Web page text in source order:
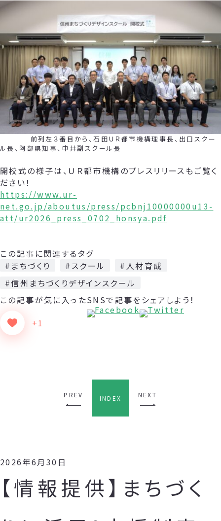
前列左３番目から、石田ＵＲ都市機構理事長、出口スクー
ル長、阿部県知事、中井副スクール長
開校式の様子は、ＵＲ都市機構のプレスリリースもご覧く
ださい！
https://www.ur-
net.go.jp/aboutus/press/pcbnj10000000u13-
att/ur2026_press_0702_honsya.pdf
この記事に関連するタグ
#まちづくり
#スクール
#人材育成
#信州まちづくりデザインスクール
この記事が気に入った
+1
SNSで記事をシェアしよう！
PREV INDEX NEXT
2026年6月30日
【情報提供】まちづく